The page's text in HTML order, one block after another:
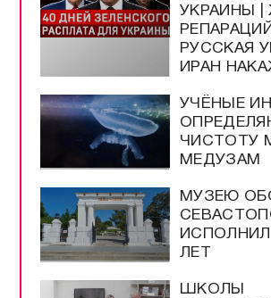
УКРАИНЫ |
РУССКАЯ
ИРАН
УЧЁНЫЕ
ЧИСТОТУ
МЕДУЗАМ
МУЗЕЮ
ЛЕТ
ШКОЛЫ